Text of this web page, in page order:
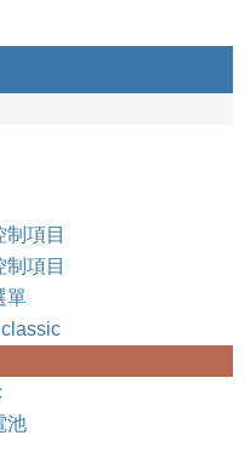
項目
項目
單
池